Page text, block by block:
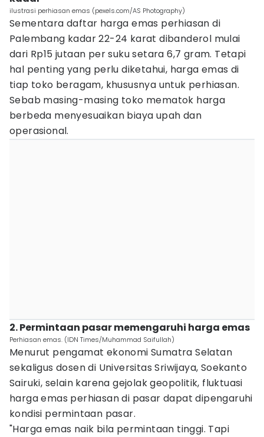
ilustrasi perhiasan emas (pexels.com/AS Photography)
Sementara daftar harga emas perhiasan di
Palembang kadar 22-24 karat dibanderol mulai
dari Rp15 jutaan per suku setara 6,7 gram. Tetapi
hal penting yang perlu diketahui, harga emas di
tiap toko beragam, khususnya untuk perhiasan.
Sebab masing-masing toko mematok harga
berbeda menyesuaikan biaya upah dan
operasional.
2. Permintaan pasar memengaruhi harga emas
Perhiasan emas. (IDN Times/Muhammad Saifullah)
Menurut pengamat ekonomi Sumatra Selatan
sekaligus dosen di Universitas Sriwijaya, Soekanto
Sairuki, selain karena gejolak geopolitik, fluktuasi
harga emas perhiasan di pasar dapat dipengaruhi
kondisi permintaan pasar.
"Harga emas naik bila permintaan tinggi. Tapi